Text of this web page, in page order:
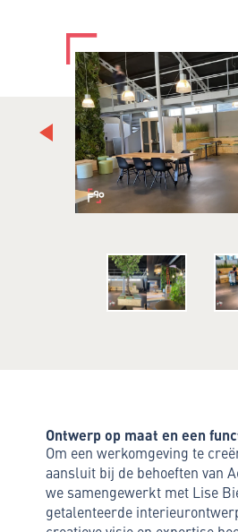
Ontwerp op maat en een
Om een werkomgeving te
aansluit bij de behoeften van
we samengewerkt met Lise
getalenteerde